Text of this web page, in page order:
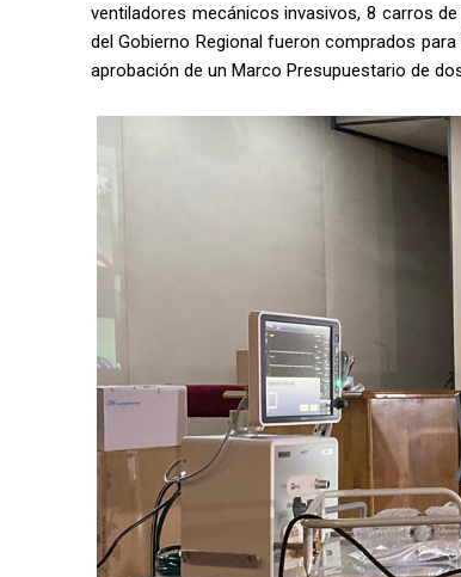
ventiladores mecánicos invasivos, 8 carros
del Gobierno Regional fueron comprados
aprobación de un Marco Presupuestario de